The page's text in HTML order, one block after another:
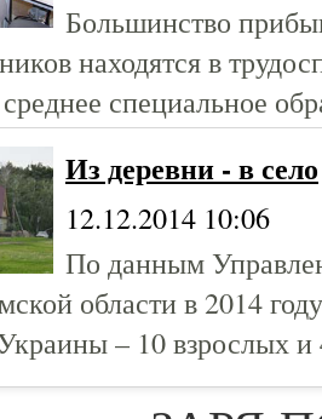
Большинство
находятся в
специальное
Из деревни - в село
12.12.2014 10:06
По данным
области в 2014
– 10 взрослых и